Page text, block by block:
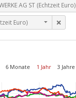
AG ST (Echtzeit Euro)
Euro)
6 Monate 1 Jahr 3 Jahre